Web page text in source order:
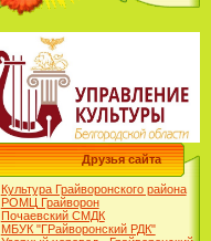
Друзья сайта
Культура Грайворонского района
РОМЦ Грайворон
Почаевский СМДК
МБУК "ГРайворонский РДК"